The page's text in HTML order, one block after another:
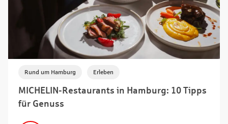
MICHELIN-Restaurants in Hamburg: 10 Tipps
für Genuss
Rund um Hamburg Erleben